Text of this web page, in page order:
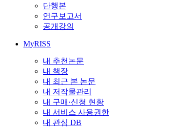
단행본
연구보고서
공개강의
MyRISS
내 추천논문
내 책장
내 최근 본 논문
내 저작물관리
내 구매·신청 현황
내 서비스 사용권한
내 관심 DB